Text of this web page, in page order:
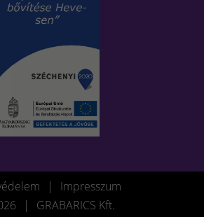
|
Impresszum
|
GRABARICS Kft.